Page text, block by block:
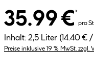
35.99 €*
pro
Inhalt: 2,5 Liter (14.40 € /
Preise inklusive 19 % MwSt. zzgl.